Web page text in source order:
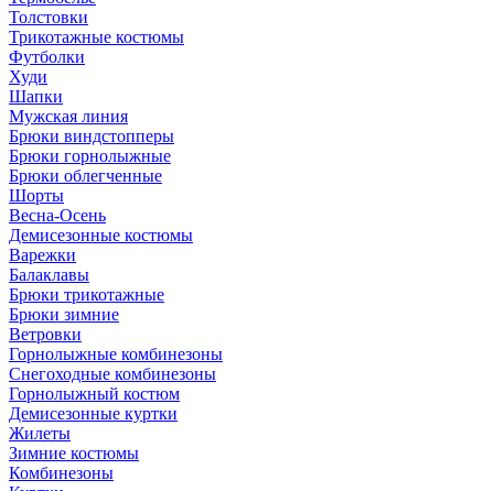
Толстовки
Трикотажные костюмы
Футболки
Худи
Шапки
Мужская линия
Брюки виндстопперы
Брюки горнолыжные
Брюки облегченные
Шорты
Весна-Осень
Демисезонные костюмы
Варежки
Балаклавы
Брюки трикотажные
Брюки зимние
Ветровки
Горнолыжные комбинезоны
Снегоходные комбинезоны
Горнолыжный костюм
Демисезонные куртки
Жилеты
Зимние костюмы
Комбинезоны